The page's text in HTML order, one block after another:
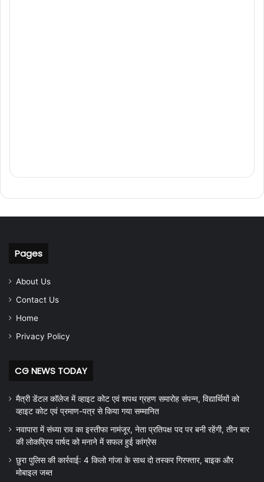
Pages
About Us
Contact Us
Home
Privacy Policy
CG NEWS TODAY
मैत्री डेंटल कॉलेज में व्हाइट कोट एवं शपथ ग्रहण समारोह संपन्न, विद्यार्थियों को
व्हाइट कोट एवं प्रमाण-पत्र से किया गया सम्मानित
नवापारा में संध्या राव का इस्तीफा नामंजूर, नेता प्रतिपक्ष पद पर बनी रहेंगी, तीन बार
की लोकप्रिय पार्षद को मनाने में सफल हुई कांग्रेस
छुरा पुलिस की कार्रवाई: 4 किलो गांजा के साथ दो तस्कर गिरफ्तार, बाइक और
मोबाइल जब्त